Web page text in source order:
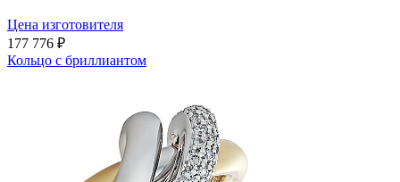
Цена изготовителя
177 776 ₽
Кольцо с бриллиантом